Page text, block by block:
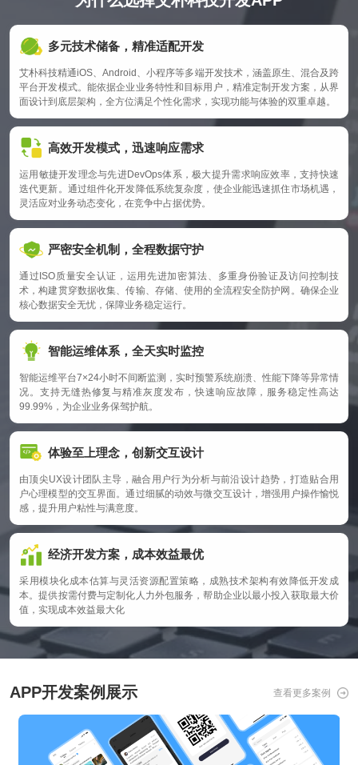
等需
理业务
流程，
形成详
细的需
求文
档，为
后续设
计开发
提供清
晰指
引。
布局、
程等。
型图和
设计
稿，直
PP界面
与交互
效果，
方便团
队沟通
确认。
框架、
言、数
等。考
虑技术
的成熟
定性、
扩展性
以及开
发团队
的技术
码规
范，保
证代码
维护
性，同
单元测
质量。
括功能
测试、
性能测
试、兼
容性测
发现并
修复程
序中的
漏洞和
问题，
优化AP
和用户
体验。
用商店
进行审
核。审
核通过
后，正
上线，
让用户
能够下
载使
用，同
时做好
的监控
和维护
工作。
户行为
数据。
根据反
馈和数
化更
新，修
现的问
PP的竞
争力。
多元技术储备，精准适配开发‌
艾朴科技精通iOS、Android、小程序等多端开发技术，涵盖原生、混合及跨
平台开发模式。能依据企业业务特性和目标用户，精准定制开发方案，从界
面设计到底层架构，全方位满足个性化需求，实现功能与体验的双重卓越。
高效开发模式，迅速响应需求‌
运用敏捷开发理念与先进DevOps体系，极大提升需求响应效率，支持快速
迭代更新。通过组件化开发降低系统复杂度，使企业能迅速抓住市场机遇，
灵活应对业务动态变化，在竞争中占据优势。
严密安全机制，全程数据守护‌
通过ISO质量安全认证，运用先进加密算法、多重身份验证及访问控制技
术，构建贯穿数据收集、传输、存储、使用的全流程安全防护网。确保企业
核心数据安全无忧，保障业务稳定运行。
智能运维体系，全天实时监控‌
智能运维平台7×24小时不间断监测，实时预警系统崩溃、性能下降等异常情
况。支持无缝热修复与精准灰度发布，快速响应故障，服务稳定性高达
99.99%，为企业业务保驾护航。
体验至上理念，创新交互设计‌
由顶尖UX设计团队主导，融合用户行为分析与前沿设计趋势，打造贴合用
户心理模型的交互界面。通过细腻的动效与微交互设计，增强用户操作愉悦
感，提升用户粘性与满意度。
经济开发方案，成本效益最优‌
采用模块化成本估算与灵活资源配置策略，成熟技术架构有效降低开发成
本。提供按需付费与定制化人力外包服务，帮助企业以最小投入获取最大价
值，实现成本效益最大化
APP开发案例展示 查看更多案例